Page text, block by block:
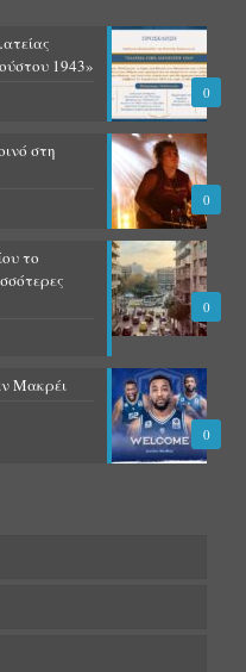
0
1943»
0
στη
0
το
0
Μακρέι